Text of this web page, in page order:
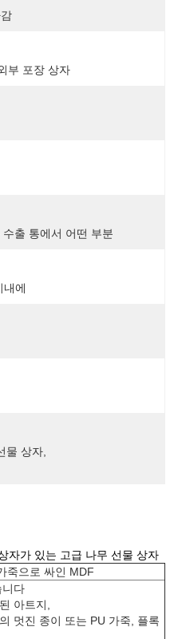
부 포장 상자
출 통에서 어떤 부분
내에
물 상자
자가 있는 고급 나무 선물 상자
죽으로 싸인 MDF
니다
아트지,
멋진 종이 또는 PU 가죽, 플록